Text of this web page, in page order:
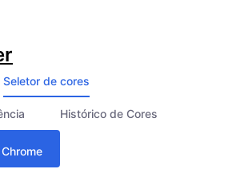
Seletor de cores
Histórico de Cores